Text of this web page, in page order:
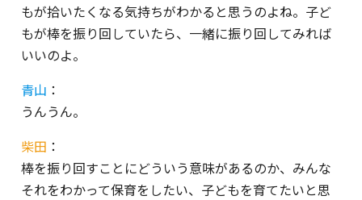
もが拾いたくなる気持ちがわかると思うのよね。子ど
もが棒を振り回していたら、一緒に振り回してみれば
いいのよ。
青山 ：
うんうん。
柴田 ：
棒を振り回すことにどういう意味があるのか、みんな
それをわかって保育をしたい、子どもを育てたいと思